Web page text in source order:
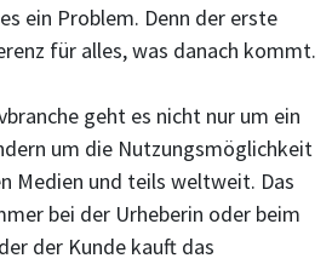
ein Problem. Denn der erste
für alles, was danach kommt.
geht es nicht nur um ein
um die Nutzungsmöglichkeit
Medien und teils weltweit. Das
bei der Urheberin oder beim
der Kunde kauft das